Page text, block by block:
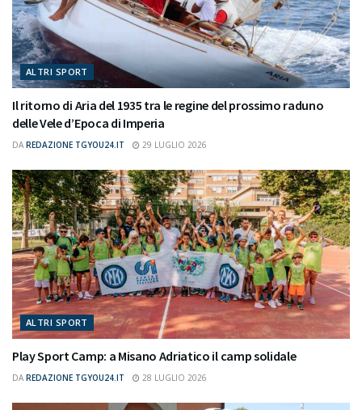
ALTRI SPORT
Il ritorno di Aria del 1935 tra le regine del prossimo raduno
delle Vele d’Epoca di Imperia
DA REDAZIONE TGYOU24.IT 29 LUGLIO 2026
ALTRI SPORT
Play Sport Camp: a Misano Adriatico il camp solidale
DA REDAZIONE TGYOU24.IT 28 LUGLIO 2026